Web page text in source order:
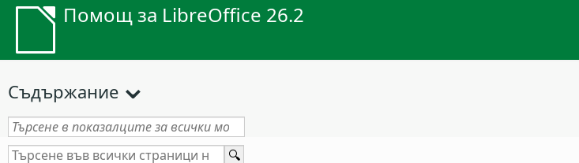
Помощ за LibreOffice 26.2
Съдържание